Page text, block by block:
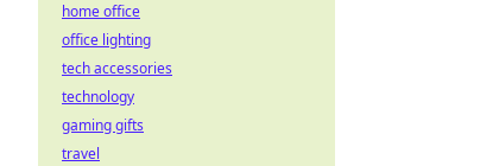
home office
office lighting
tech accessories
technology
gaming gifts
travel